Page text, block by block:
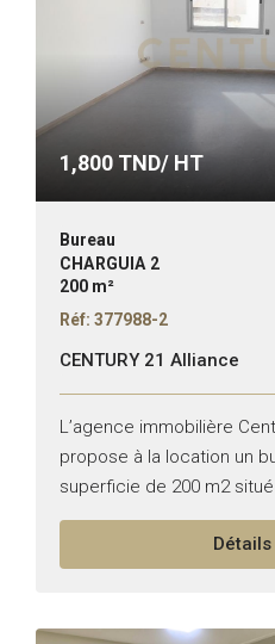
1,800 TND/ HT
Bureau
CHARGUIA 2
200 m²
Réf: 377988-2
CENTURY 21 Alliance
L’agence immobilière
propose à la location un
superficie de 200 m2 situé
*Composition: – Un grand
Détails